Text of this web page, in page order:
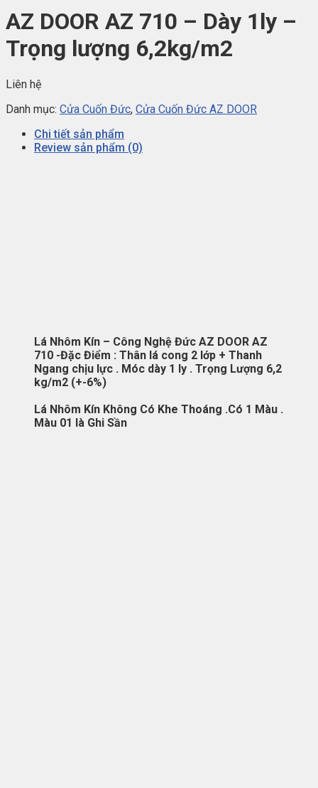
AZ DOOR AZ 710 – Dày 1ly –
Trọng lượng 6,2kg/m2
Liên hệ
Danh mục: Cửa Cuốn Đức, Cửa Cuốn Đức AZ DOOR
Chi tiết sản phẩm
Review sản phẩm (0)
Lá Nhôm Kín – Công Nghệ Đức AZ DOOR AZ
710 -Đặc Điểm : Thân lá cong 2 lớp + Thanh
Ngang chịu lực . Móc dày 1 ly . Trọng Lượng 6,2
kg/m2 (+-6%)
Lá Nhôm Kín Không Có Khe Thoáng .Có 1 Màu .
Màu 01 là Ghi Sần